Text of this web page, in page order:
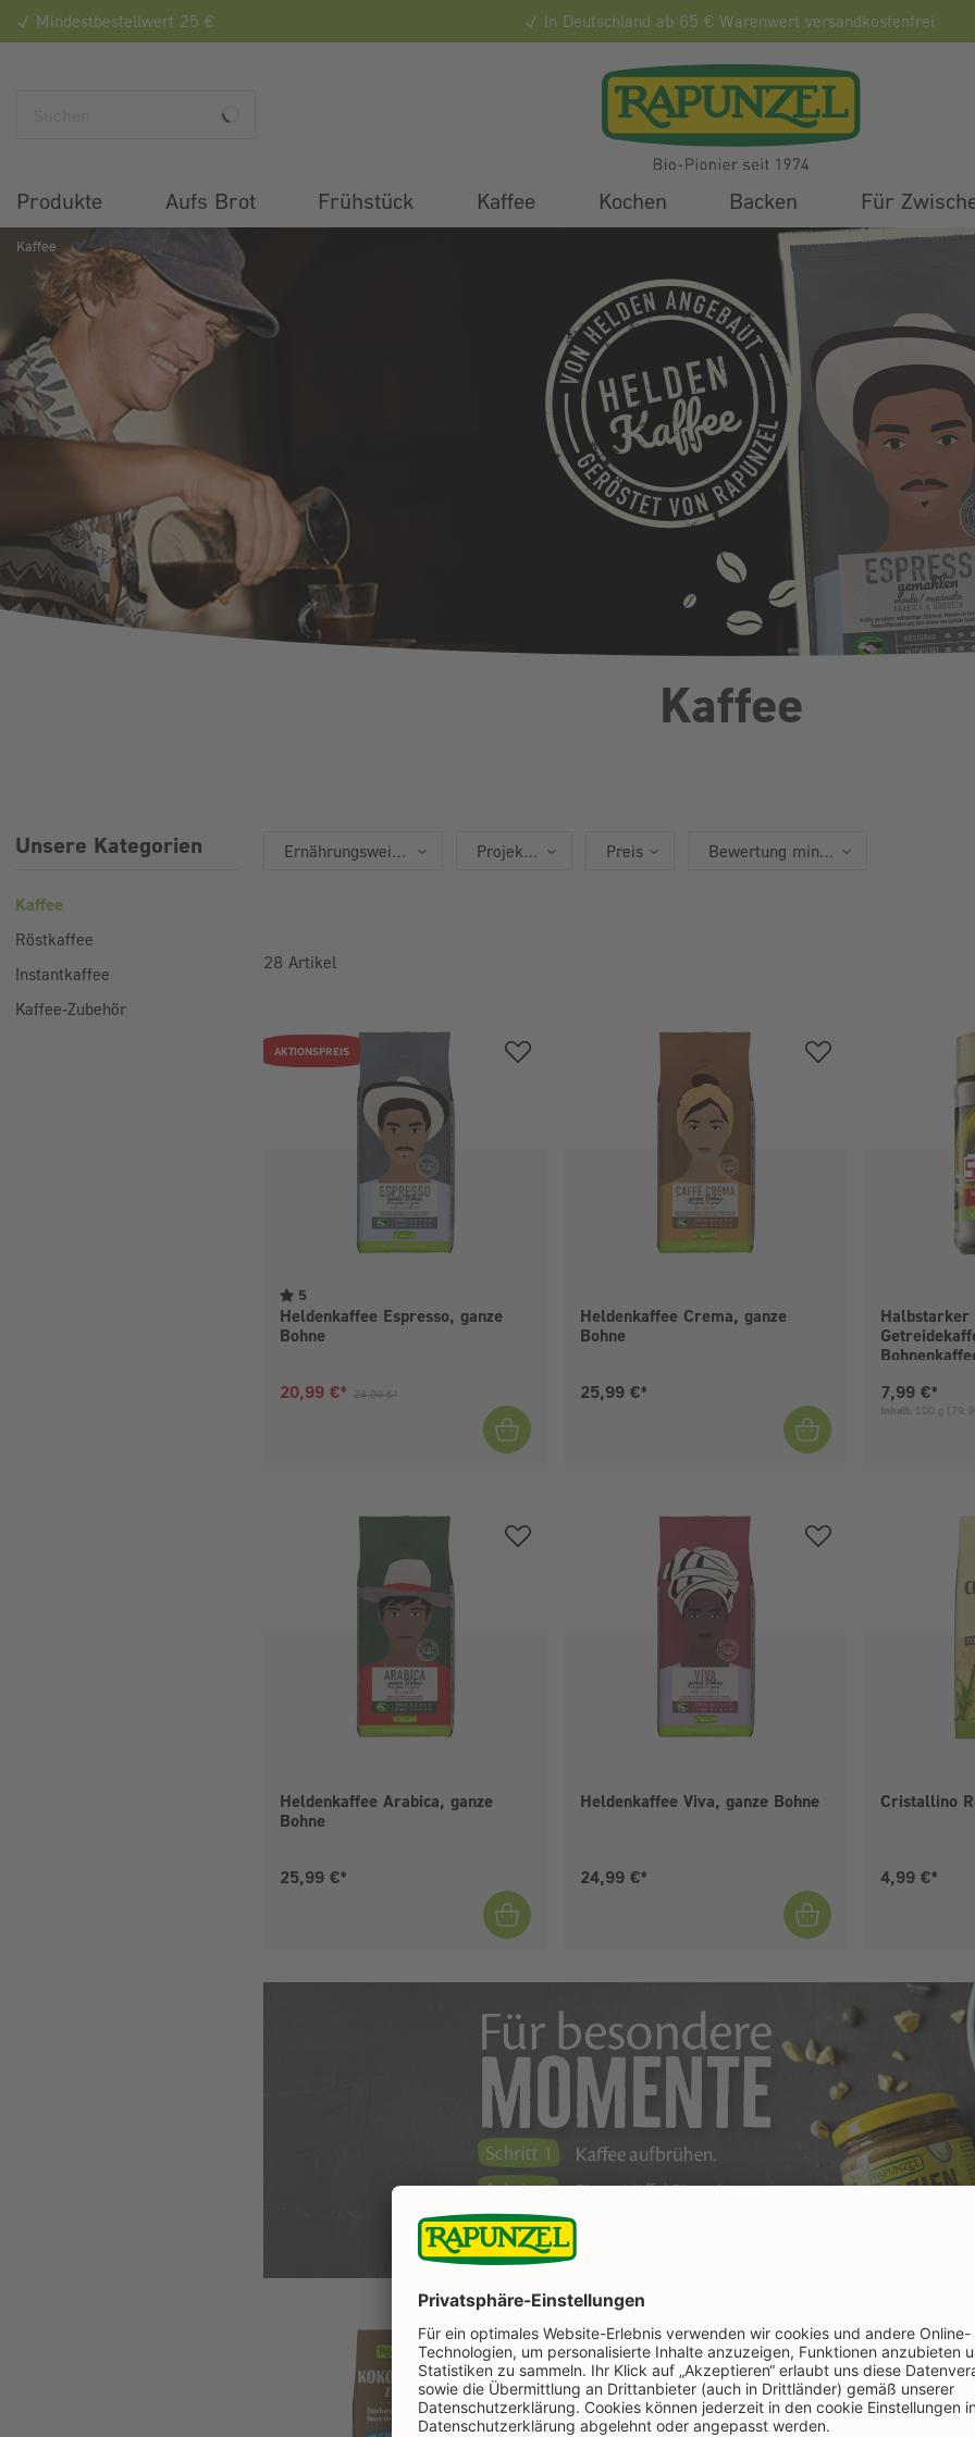
Mindestbestellwert 25 € In Deutschland ab 65 € Warenwert versandkostenfrei
Produkte Aufs Brot Frühstück Kaffee Kochen Backen Für
Kaffee
Kaffee
Unsere Kategorien
Kaffee
Röstkaffee
Instantkaffee
Kaffee-Zubehör
Ernährungsweise Projekte Preis Bewertung mind.
28 Artikel
AKTIONSPREIS
5
Heldenkaffee Espresso, ganze
Bohne
Aktueller Preis:
20,99 €* 24,99 €*
Heldenkaffee Crema, ganze
Bohne
Aktueller Preis:
25,99 €*
Halbstarker
Aktueller
7,99 €*
Inhalt: 100 g
Heldenkaffee Arabica, ganze
Bohne
Aktueller Preis:
25,99 €*
Heldenkaffee Viva, ganze Bohne
Aktueller Preis:
24,99 €*
Cristallino
Aktueller
4,99 €*